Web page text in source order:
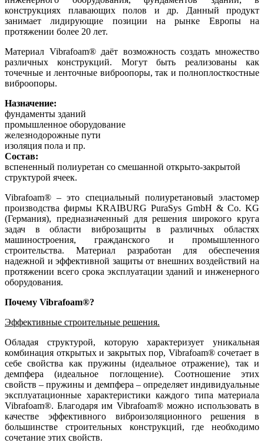
конструкциях плавающих полов и др. Данный продукт
занимает лидирующие позиции на рынке Европы на
протяжении более 20 лет.
Материал Vibrafoam® даёт возможность создать множество
различных конструкций. Могут быть реализованы как
точечные и ленточные виброопоры, так и полноплосткостные
виброопоры.
Назначение:
фундаменты зданий
промышленное оборудование
железнодорожные пути
изоляция пола и пр.
Состав:
вспененный полиуретан со смешанной открыто-закрытой
структурой ячеек.
Vibrafoam® – это специальный полиуретановый эластомер
производства фирмы KRAIBURG PuraSys GmbH & Co. KG
(Германия), предназначенный для решения широкого круга
задач в области виброзащиты в различных областях
машиностроения, гражданского и промышленного
строительства. Материал разработан для обеспечения
надежной и эффективной защиты от внешних воздействий на
протяжении всего срока эксплуатации зданий и инженерного
оборудования.
Почему Vibrafoam®?
Эффективные строительные решения.
Обладая структурой, которую характеризует уникальная
комбинация открытых и закрытых пор, Vibrafoam® сочетает в
себе свойства как пружины (идеальное отражение), так и
демпфера (идеальное поглощение). Соотношение этих
свойств – пружины и демпфера – определяет индивидуальные
эксплуатационные характеристики каждого типа материала
Vibrafoam®. Благодаря им Vibrafoam® можно использовать в
качестве эффективного виброизоляционного решения в
большинстве строительных конструкций, где необходимо
сочетание этих свойств.